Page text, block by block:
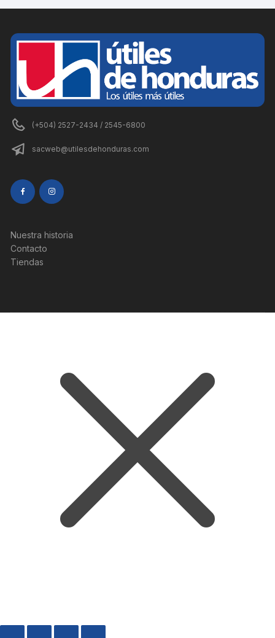
(+504) 2527-2434 / 2545-6800
sacweb@utilesdehonduras.com
Nuestra historia
Contacto
Tiendas